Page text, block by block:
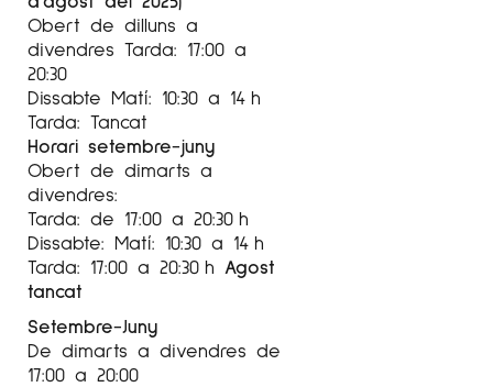
«La porta a l’infern», fotografies del cràter de
gas Derweza a Turkmenistan
The White Gallery, Lakeville, Connecticut
Exposició individual, novembre de 2014
Per a més informació l’Artista
a l’Instagram@galeriaespaicavallers
Obert de dilluns a
divendres Tarda: 17:00 a
20:30
Dissabte Matí: 10:30 a 14 h
Tarda: Tancat
Horari setembre-juny
Obert de dimarts a
divendres:
Tarda: de 17:00 a 20:30 h
Dissabte: Matí: 10:30 a 14 h
Tarda: 17:00 a 20:30 h Agost
tancat
Setembre-Juny
De dimarts a divendres de
17:00 a 20:00